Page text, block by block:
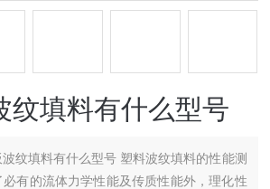
纹填料有什么型号
纹填料有什么型号 塑料波纹填料的性能测
有的流体力学性能及传质性能外，理化性